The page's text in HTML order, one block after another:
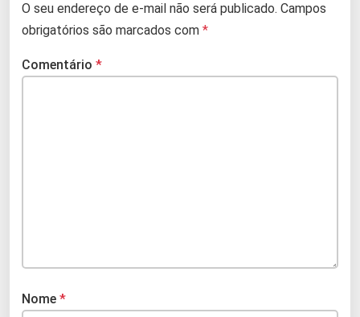
O seu endereço de e-mail não será publicado. Campos
obrigatórios são marcados com *
Comentário *
Nome *